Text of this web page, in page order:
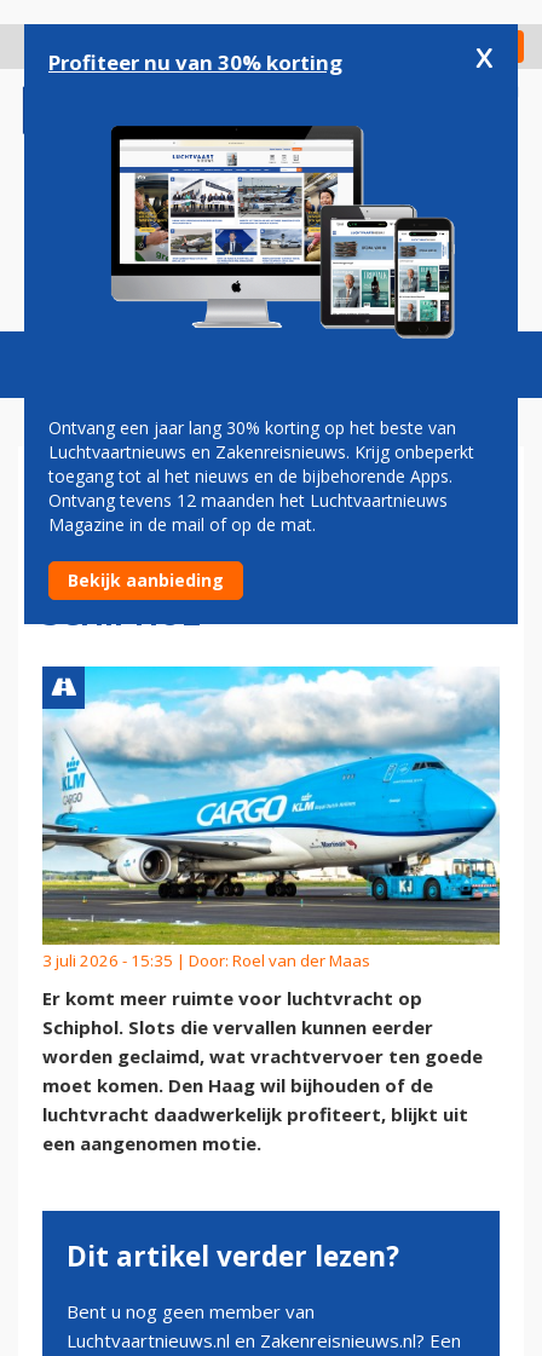
gaan
Check in
Magazine Podcasts Vacatures
TWEEDE KAMER CREËERT
MEER RUIMTE VOOR
VRACHTVLUCHTEN OP
SCHIPHOL
3 juli 2026 - 15:35 | Door: Roel van der Maas
Er komt meer ruimte voor luchtvracht op
Schiphol. Slots die vervallen kunnen eerder
worden geclaimd, wat vrachtvervoer ten goede
moet komen. Den Haag wil bijhouden of de
luchtvracht daadwerkelijk profiteert, blijkt uit
een aangenomen motie.
Dit artikel verder lezen?
Bent u nog geen member van
Luchtvaartnieuws.nl en Zakenreisnieuws.nl? Een
Profiteer nu van 30% korting x
Ontvang een jaar lang 30% korting op het beste van
Luchtvaartnieuws en Zakenreisnieuws. Krijg onbeperkt
toegang tot al het nieuws en de bijbehorende Apps.
Ontvang tevens 12 maanden het Luchtvaartnieuws
Magazine in de mail of op de mat.
Bekijk aanbieding